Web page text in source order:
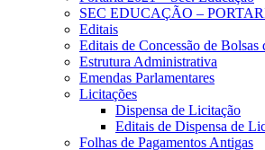
SEC EDUCAÇÃO –
Editais
Editais de Concessão de Bolsas
Estrutura Administrativa
Emendas Parlamentares
Licitações
Dispensa de Licitação
Editais de Dispensa de
Folhas de Pagamentos Antigas